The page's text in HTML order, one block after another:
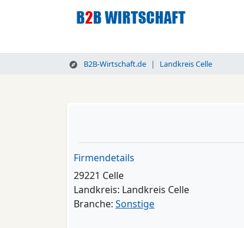
B2B-Wirtschaft.de Landkreis Celle
Firmendetails
29221 Celle
Landkreis: Landkreis Celle
Branche: Sonstige